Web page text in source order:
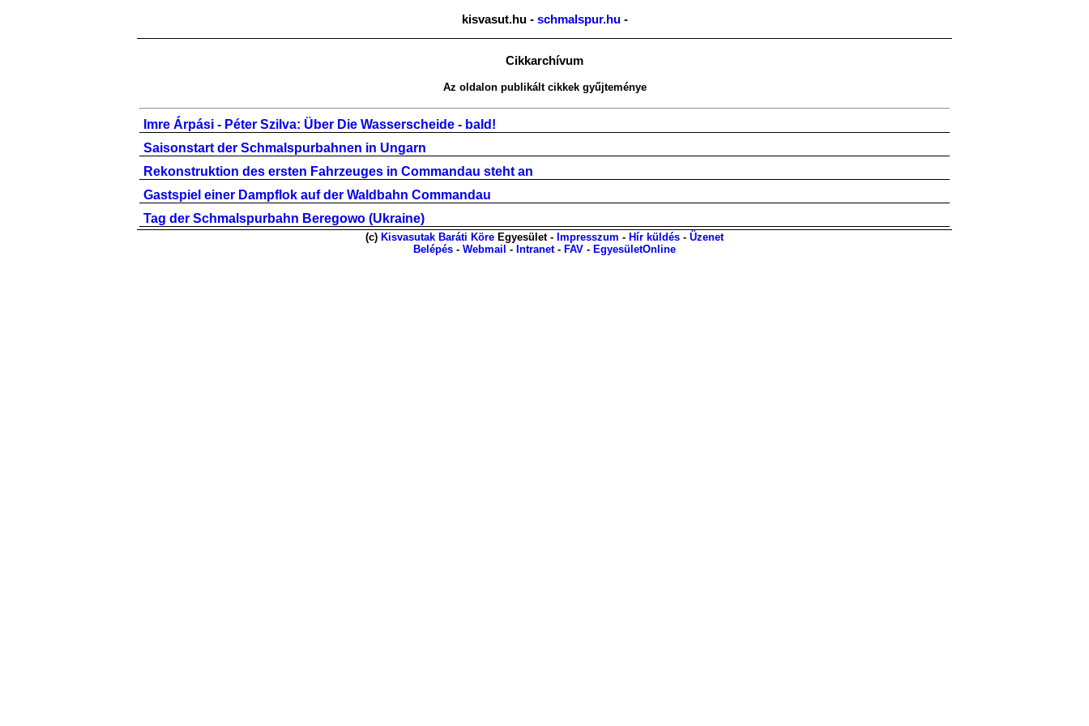
kisvasut.hu - schmalspur.hu-
Cikkarchívum
Az oldalon publikált cikkek gyűjteménye
Imre Árpási - Péter Szilva: Über Die Wasserscheide - bald!
Saisonstart der Schmalspurbahnen in Ungarn
Rekonstruktion des ersten Fahrzeuges in Commandau steht an
Gastspiel einer Dampflok auf der Waldbahn Commandau
Tag der Schmalspurbahn Beregowo (Ukraine)
(c) Kisvasutak Baráti Köre Egyesület - Impresszum - Hír küldés - Üzenet
Belépés - Webmail - Intranet- FAV - EgyesületOnline